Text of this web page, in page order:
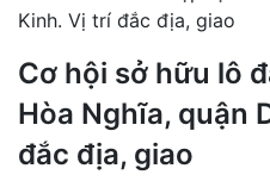
Kinh. Vị trí đắc địa, giao
Cơ hội sở hữu lô
Hòa Nghĩa, quận
đắc địa, giao